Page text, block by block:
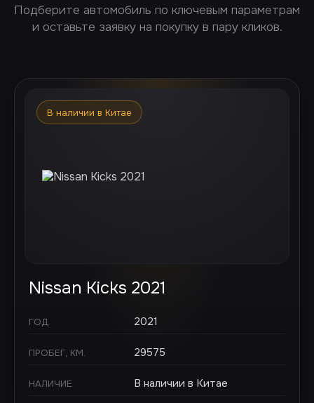
Подберите автомобиль по ключевым параметрам
и оставьте заявку на покупку в пару кликов.
В наличии в Китае
Nissan Kicks 2021
ГОД 2021
ПРОБЕГ, КМ. 29575
НАЛИЧИЕ В наличии в Китае